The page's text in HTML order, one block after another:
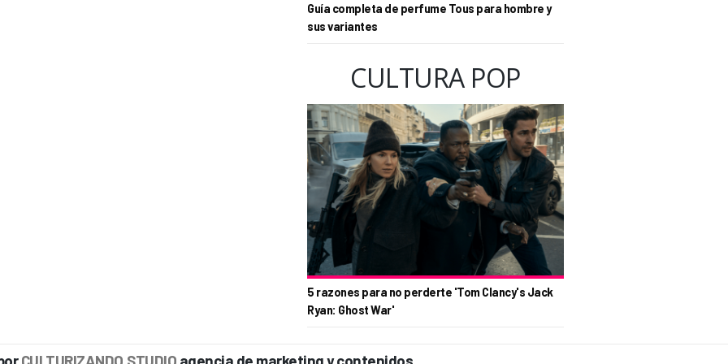
Guía completa de perfume Tous para hombre y
sus variantes
CULTURA POP
5 razones para no perderte 'Tom Clancy's Jack
Ryan: Ghost War'